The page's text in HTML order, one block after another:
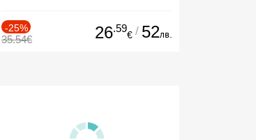
-25%
35.54€ 26.59
€ / 52лв.